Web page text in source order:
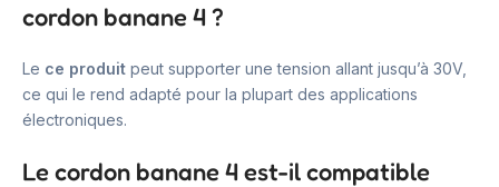
cordon banane 4 ?
Le ce produit peut supporter une tension allant jusqu’à 30V,
ce qui le rend adapté pour la plupart des applications
électroniques.
Le cordon banane 4 est-il compatible